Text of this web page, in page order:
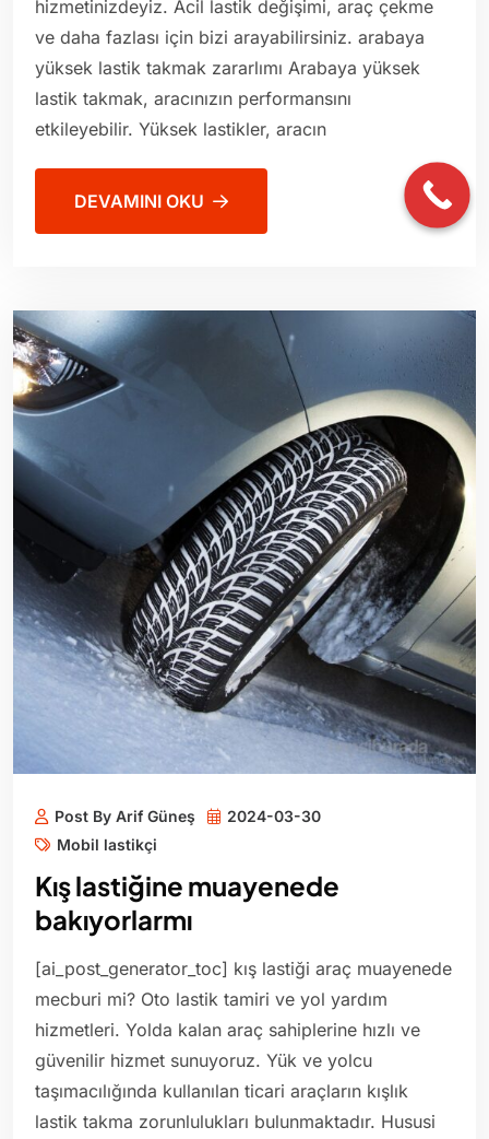
hizmetinizdeyiz. Acil lastik değişimi, araç çekme
ve daha fazlası için bizi arayabilirsiniz. arabaya
yüksek lastik takmak zararlımı Arabaya yüksek
lastik takmak, aracınızın performansını
etkileyebilir. Yüksek lastikler, aracın
DEVAMINI OKU
Post By Arif Güneş
2024-03-30
Mobil lastikçi
Kış lastiğine muayenede
bakıyorlarmı
[ai_post_generator_toc] kış lastiği araç muayenede
mecburi mi? Oto lastik tamiri ve yol yardım
hizmetleri. Yolda kalan araç sahiplerine hızlı ve
güvenilir hizmet sunuyoruz. Yük ve yolcu
taşımacılığında kullanılan ticari araçların kışlık
lastik takma zorunlulukları bulunmaktadır. Hususi